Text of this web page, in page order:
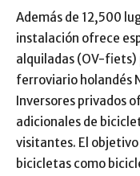
Además de 12,500
instalación ofrece
alquiladas (OV-fiets)
ferroviario holandés
Inversores privados
adicionales de
visitantes. El
bicicletas como